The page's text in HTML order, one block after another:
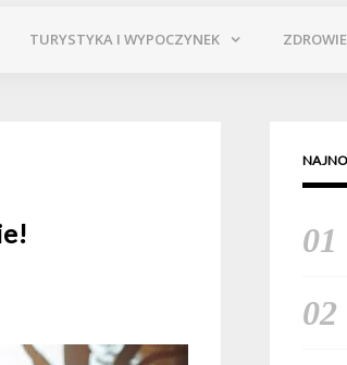
TURYSTYKA I WYPOCZYNEK